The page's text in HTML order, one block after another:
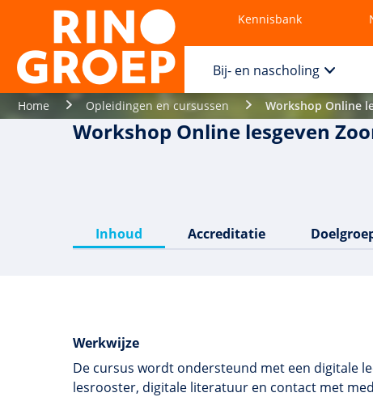
Kennisbank
Bij- en nascholing
Home Opleidingen en cursussen Workshop Online
Workshop Online lesgeven
Inhoud Accreditatie
Werkwijze
De cursus wordt ondersteund met een digitale
lesrooster, digitale literatuur en contact met